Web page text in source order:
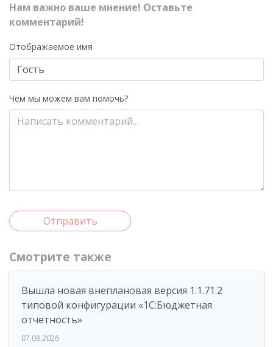
Нам важно ваше мнение! Оставьте
комментарий!
Отображаемое имя
Чем мы можем вам помочь?
Отправить
Смотрите также
Вышла новая внеплановая версия 1.1.71.2
типовой конфигурации «1C:Бюджетная
отчетность»
07.08.2026